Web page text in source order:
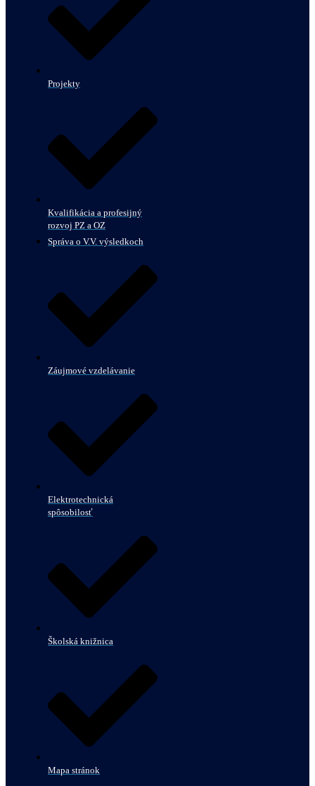
Projekty
Kvalifikácia a profesijný
rozvoj PZ a OZ
Správa o V.V. výsledkoch
Záujmové vzdelávanie
Elektrotechnická
spôsobilosť
Školská knižnica
Mapa stránok